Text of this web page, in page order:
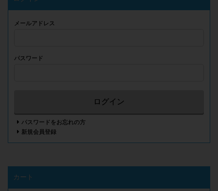
メールアドレス
パスワード
ログイン
パスワードをお忘れの方
新規会員登録
カート